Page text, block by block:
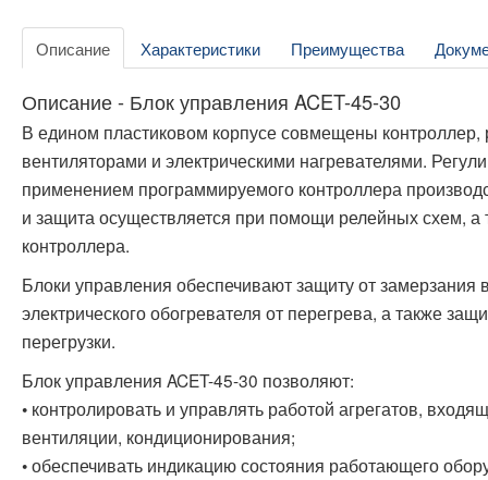
Описание Характеристики Преимущества
Описание - Блок управления ACET-45-30
В едином пластиковом корпусе совмещены контроллер,
вентиляторами и электрическими нагревателями.
применением программируемого контроллера
и защита осуществляется при помощи релейных схем,
контроллера.
Блоки управления обеспечивают защиту от замерзания
электрического обогревателя от перегрева, а также
перегрузки.
Блок управления ACET-45-30 позволяют:
• контролировать и управлять работой агрегатов,
вентиляции, кондиционирования;
• обеспечивать индикацию состояния работающего